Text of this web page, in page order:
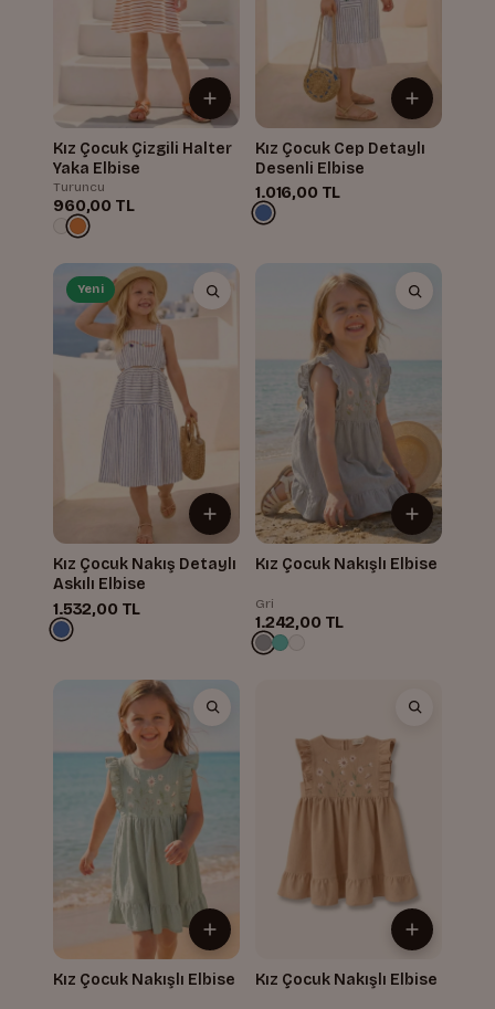
Kız Çocuk Çizgili Halter
Yaka Elbise
Turuncu
960,00 TL
Kız Çocuk Cep Detaylı
Desenli Elbise
1.016,00 TL
Yeni
Kız Çocuk Nakış Detaylı
Askılı Elbise
1.532,00 TL
Kız Çocuk Nakışlı Elbise
Gri
1.242,00 TL
Kız Çocuk Nakışlı Elbise Kız Çocuk Nakışlı Elbise